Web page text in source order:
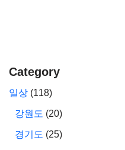
Category
일상 (118)
강원도 (20)
경기도 (25)